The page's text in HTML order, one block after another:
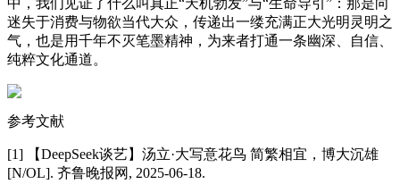
迷失于消费与物欲当代大众，传递出一缕充满正大光明灵明之
气，也是用千年不灭笔墨精神，为来者打通一条幽深、自信、
纯粹文化通道。
参考文献
[1] 【DeepSeek谈艺】汤立·大写意花鸟 简繁相宜，博大沉雄
[N/OL]. 齐鲁晚报网, 2025-06-18.